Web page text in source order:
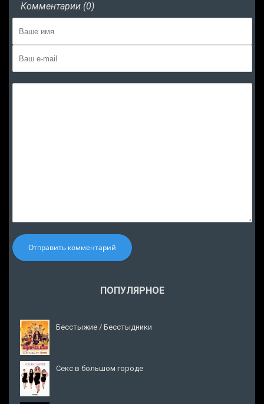
Комментарии (0)
Отправить комментарий
ПОПУЛЯРНОЕ
Бесстыжие / Бесстыдники
Секс в большом городе